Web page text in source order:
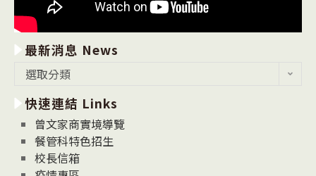
最新消息 News
消
息
News
選取分類
快速連結 Links
曾文家商實境導覽
餐管科特色招生
校長信箱